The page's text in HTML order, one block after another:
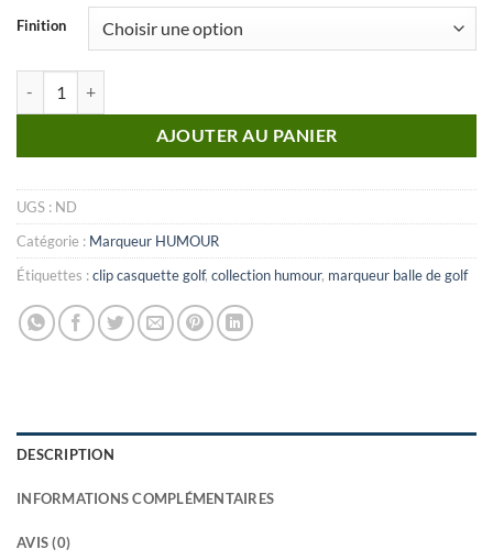
Finition
AJOUTER AU PANIER
UGS : ND
Catégorie : Marqueur HUMOUR
Étiquettes :clip casquette golf, collection humour, marqueur balle de golf
DESCRIPTION
INFORMATIONS COMPLÉMENTAIRES
AVIS (0)